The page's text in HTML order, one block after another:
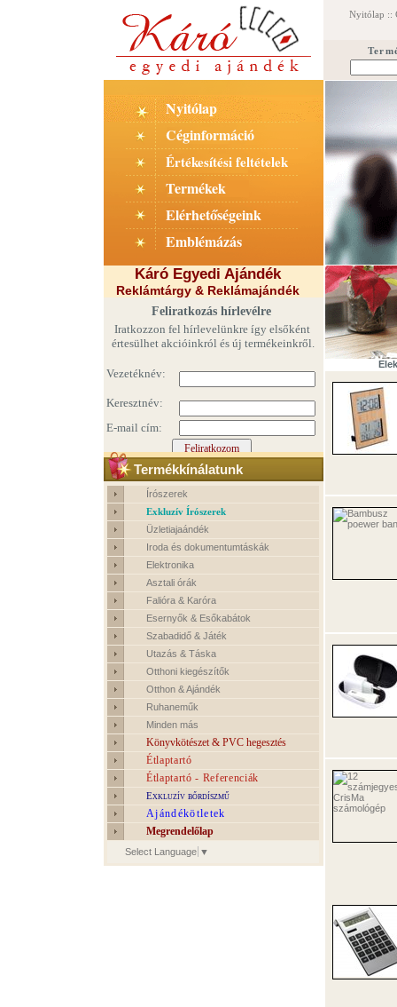
Nyitólap ::
Nyitólap
Céginformáció
Értékesítési feltételek
Termékek
Elérhetőségeink
Emblémázás
Káró Egyedi Ajándék
Reklámtárgy & Reklámajándék
Feliratkozás hírlevélre
Iratkozzon fel hírlevelünkre így elsőként
értesülhet akcióinkról és új termékeinkről.
Termékkínálatunk
Írószerek
Exkluzív Írószerek
Üzletiajaándék
Iroda és dokumentumtáskák
Elektronika
Asztali órák
Falióra & Karóra
Esernyők & Esőkabátok
Szabadidő & Játék
Utazás & Táska
Otthoni kiegészítők
Otthon & Ajándék
Ruhaneműk
Minden más
Könyvkötészet & PVC hegesztés
Étlaptartó
Étlaptartó - Referenciák
Exkluzív bőrdíszmű
Ajándékötletek
Megrendelőlap
Select Language ▼